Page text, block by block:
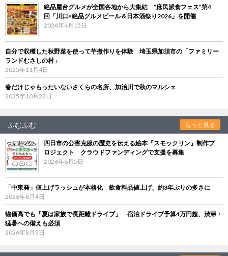
絶品屋台グルメが全国各地から大集結 “庶民派食フェス”第4
回「川口×絶品グルメビール＆日本酒祭り2026」を開催
2026年4月15日
自分で収穫した秋野菜を使って芋煮作りを体験 埼玉県加須市の「ファミリー
ランドむさしの村」
2025年11月4日
春だけじゃもったいないさくらの名所、加治川で秋のマルシェ
2025年10月23日
ふむふむ もっと見る
四日市の公害克服の歴史を伝える絵本『スモックリン』制作プ
ロジェクト クラウドファンディングで支援を募集
2026年8月5日
「中東発」値上げラッシュが本格化 飲食料品値上げ、約3年ぶりの多さに
2026年8月4日
物価高でも「夏は家族で長距離ドライブ」 宿泊ドライブ予算4万円超、渋滞・
猛暑への備えも必須
2026年8月3日